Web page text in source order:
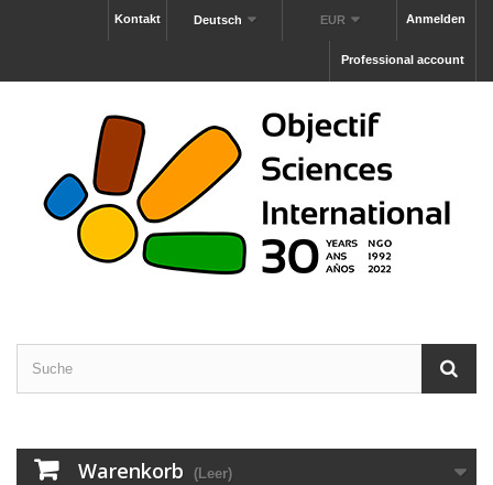
Anmelden
EUR
Deutsch
Kontakt
Professional account
Warenkorb (Leer)